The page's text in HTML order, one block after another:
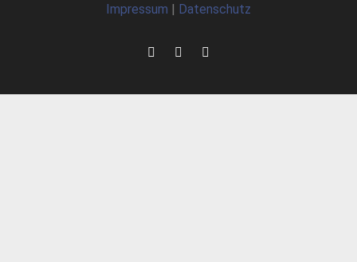
Impressum Datenschutz